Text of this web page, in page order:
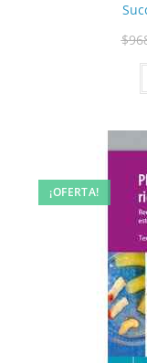
$
¡OFERTA!